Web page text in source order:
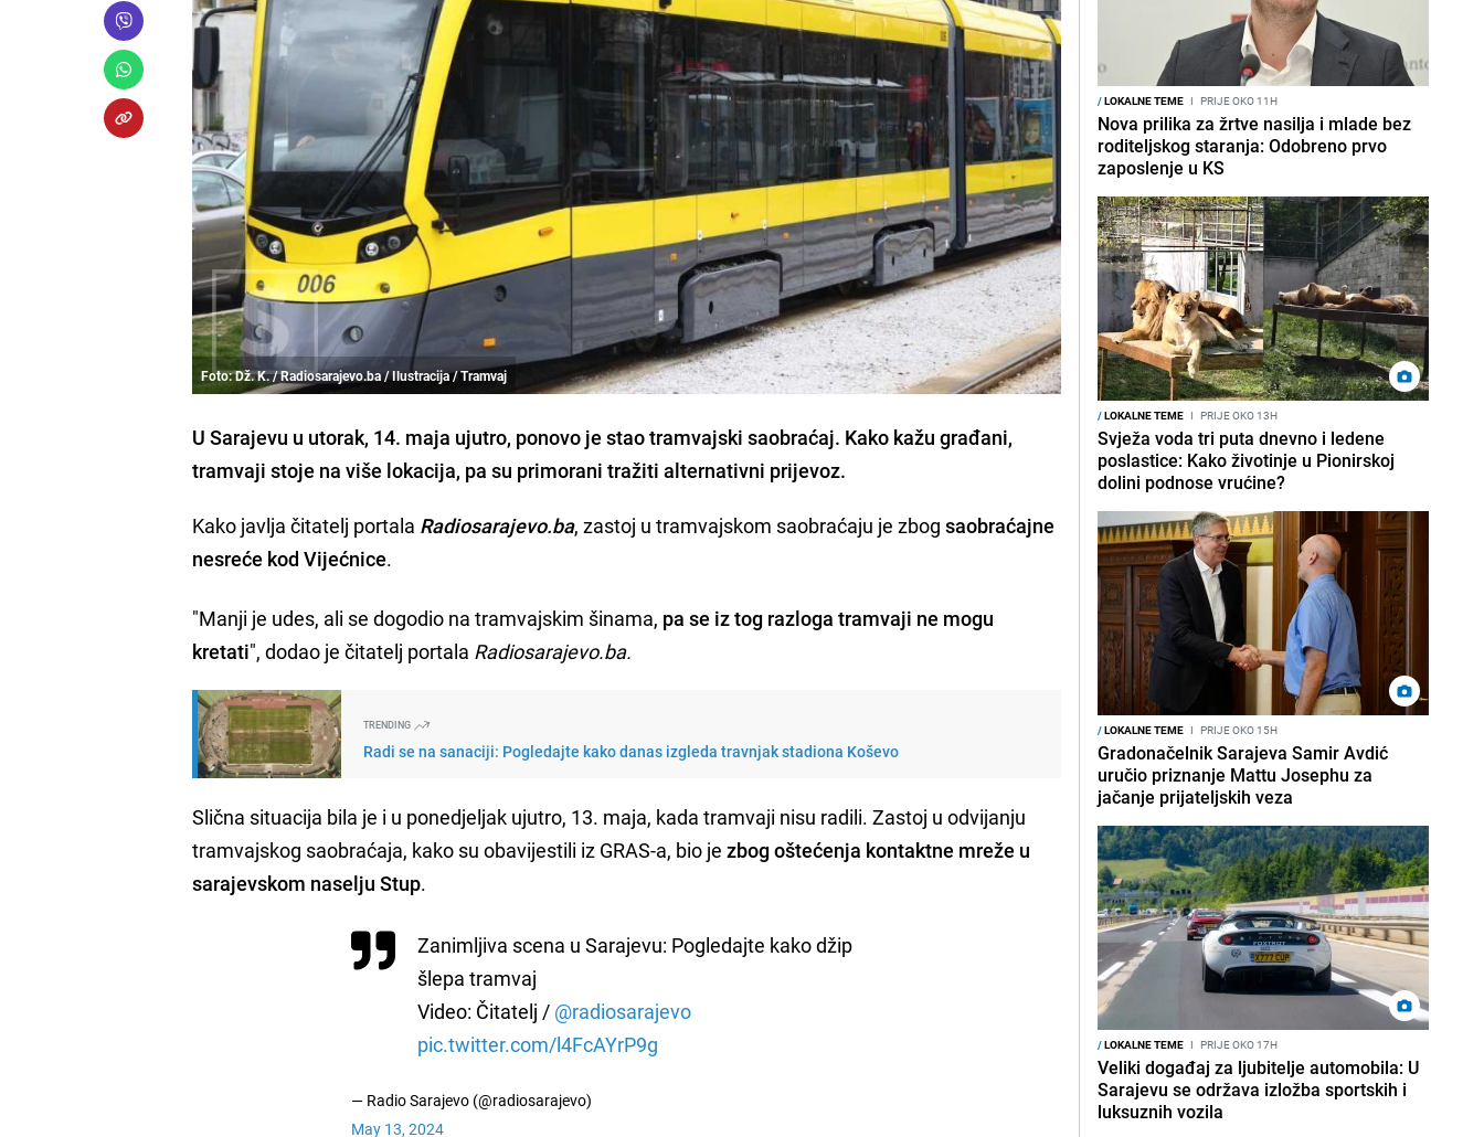
Foto: Dž. K. / Radiosarajevo.ba / Ilustracija / Tramvaj
U Sarajevu u utorak, 14. maja ujutro, ponovo je stao tramvajski saobraćaj. Kako kažu građani,
tramvaji stoje na više lokacija, pa su primorani tražiti alternativni prijevoz.
Kako javlja čitatelj portala Radiosarajevo.ba, zastoj u tramvajskom saobraćaju je zbog saobraćajne
nesreće kod Vijećnice.
"Manji je udes, ali se dogodio na tramvajskim šinama, pa se iz tog razloga tramvaji ne mogu
kretati", dodao je čitatelj portala Radiosarajevo.ba.
TRENDING
Radi se na sanaciji: Pogledajte kako danas izgleda travnjak stadiona Koševo
Slična situacija bila je i u ponedjeljak ujutro, 13. maja, kada tramvaji nisu radili. Zastoj u odvijanju
tramvajskog saobraćaja, kako su obavijestili iz GRAS-a, bio jezbog oštećenja kontaktne mreže u
sarajevskom naselju Stup.
Zanimljiva scena u Sarajevu: Pogledajte kako džip
šlepa tramvaj
Video: Čitatelj / @radiosarajevo
pic.twitter.com/l4FcAYrP9g
— Radio Sarajevo (@radiosarajevo)
May 13, 2024
/LOKALNE TEME I PRIJE OKO 11H
Nova prilika za žrtve nasilja i mlade bez
roditeljskog staranja: Odobreno prvo
zaposlenje u KS
/LOKALNE TEME I PRIJE OKO 13H
Svježa voda tri puta dnevno i ledene
poslastice: Kako životinje u Pionirskoj
dolini podnose vrućine?
/LOKALNE TEME I PRIJE OKO 15H
Gradonačelnik Sarajeva Samir Avdić
uručio priznanje Mattu Josephu za
jačanje prijateljskih veza
/LOKALNE TEME I PRIJE OKO 17H
Veliki događaj za ljubitelje automobila: U
Sarajevu se održava izložba sportskih i
luksuznih vozila